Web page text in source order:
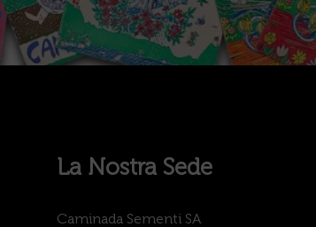
La Nostra Sede
Caminada Sementi SA